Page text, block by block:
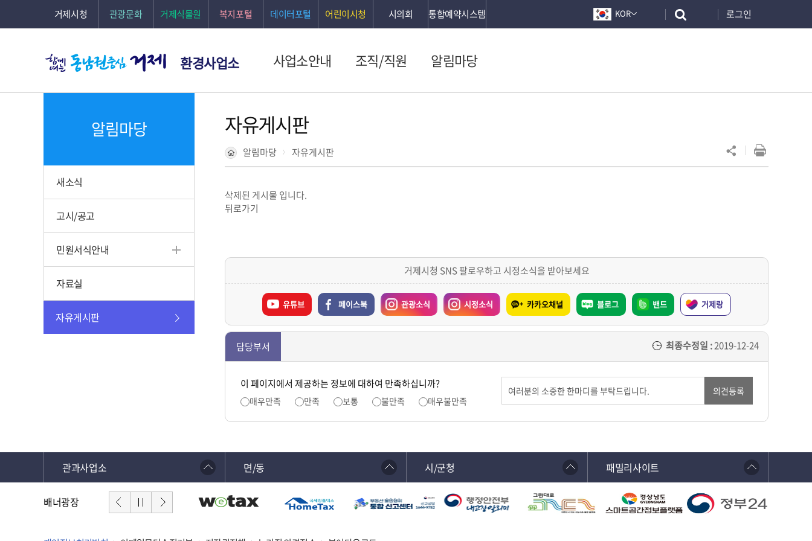
거제시청 관광문화 거제식물원 복지포털 데이터포털 어린이시청 시의회 통합예약시스템 KOR 로그인
환경사업소 사업소안내 조직/직원 알림마당
알림마당
새소식
고시/공고
민원서식안내
자료실
자유게시판
자유게시판
알림마당 자유게시판
삭제된 게시물 입니다.
뒤로가기
거제시청 SNS 팔로우하고 시정소식을 받아보세요
유튜브 페이스북 관광소식 시정소식 카카오채널 블로그 밴드 거제랑
담당부서 최종수정일 :2019-12-24
이 페이지에서 제공하는 정보에 대하여 만족하십니까?
매우만족 만족 보통 불만족 매우불만족
의견등록
관과사업소 면/동 시/군청 패밀리사이트
배너광장